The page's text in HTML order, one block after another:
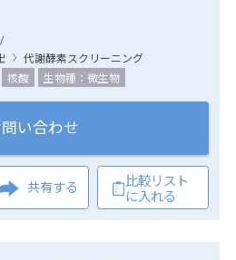
/
代謝酵素スクリーニング
核酸 生物種：微生物
問い合わせ
共有する
比較リスト
に入れる